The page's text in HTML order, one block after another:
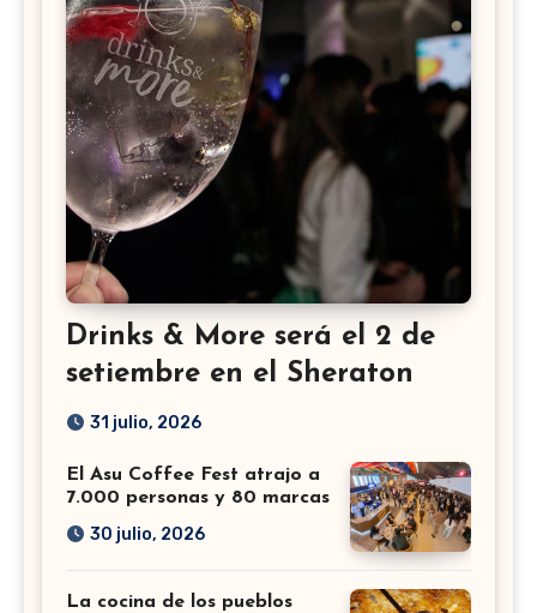
Drinks & More será el 2 de
setiembre en el Sheraton
31 julio, 2026
El Asu Coffee Fest atrajo a
7.000 personas y 80 marcas
30 julio, 2026
La cocina de los pueblos